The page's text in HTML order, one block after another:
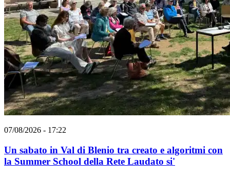
07/08/2026 - 17:22
Un sabato in Val di Blenio tra creato e algoritmi con
la Summer School della Rete Laudato si'